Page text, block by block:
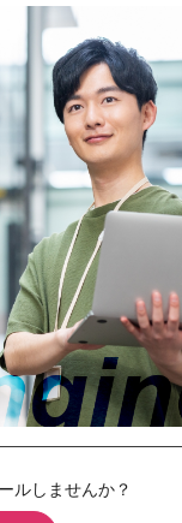
ルしませんか？